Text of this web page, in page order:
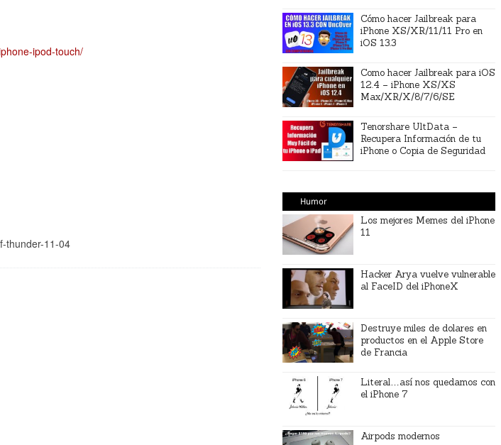
ipod-touch/
Cómo hacer Jailbreak para
iPhone XS/XR/11/11 Pro en
iOS 13.3
Como hacer Jailbreak para iOS
12.4 – iPhone XS/XS
Max/XR/X/8/7/6/SE
Tenorshare UltData –
Recupera Información de tu
iPhone o Copia de Seguridad
Humor
Los mejores Memes del iPhone
11
Hacker Arya vuelve vulnerable
al FaceID del iPhoneX
Destruye miles de dolares en
productos en el Apple Store
de Francia
Literal…así nos quedamos con
el iPhone 7
Airpods modernos